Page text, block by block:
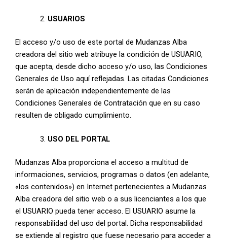
USUARIOS
El acceso y/o uso de este portal de Mudanzas Alba
creadora del sitio web atribuye la condición de USUARIO,
que acepta, desde dicho acceso y/o uso, las Condiciones
Generales de Uso aquí reflejadas. Las citadas Condiciones
serán de aplicación independientemente de las
Condiciones Generales de Contratación que en su caso
resulten de obligado cumplimiento.
USO DEL PORTAL
Mudanzas Alba proporciona el acceso a multitud de
informaciones, servicios, programas o datos (en adelante,
«los contenidos») en Internet pertenecientes a Mudanzas
Alba creadora del sitio web o a sus licenciantes a los que
el USUARIO pueda tener acceso. El USUARIO asume la
responsabilidad del uso del portal. Dicha responsabilidad
se extiende al registro que fuese necesario para acceder a